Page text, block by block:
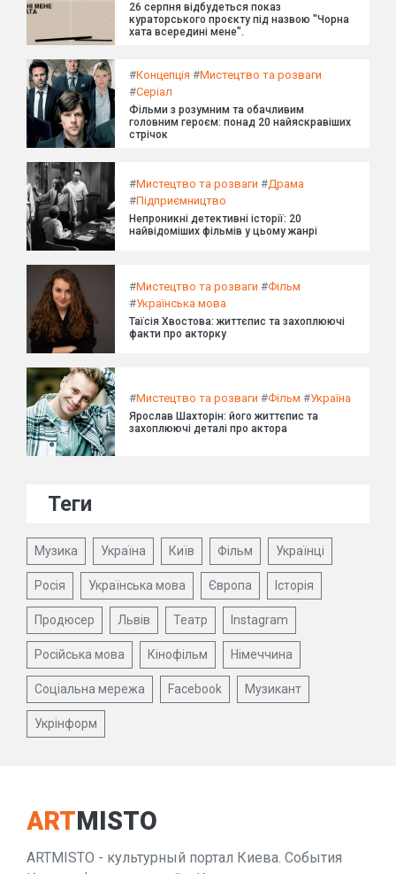
26 серпня відбудеться показ
кураторського проєкту під назвою "Чорна
хата всередині мене".
#Концепція #Мистецтво та розваги
#Серіал
Фільми з розумним та обачливим
головним героєм: понад 20 найяскравіших
стрічок
#Мистецтво та розваги #Драма
#Підприємництво
Непроникні детективні історії: 20
найвідоміших фільмів у цьому жанрі
#Мистецтво та розваги #Фільм
#Українська мова
Таїсія Хвостова: життєпис та захоплюючі
факти про акторку
#Мистецтво та розваги #Фільм #Україна
Ярослав Шахторін: його життєпис та
захоплюючі деталі про актора
Теги
Музика Україна Київ Фільм Українці
Росія Українська мова Європа Історія
Продюсер Львів Театр Instagram
Російська мова Кінофільм Німеччина
Соціальна мережа Facebook Музикант
Укрінформ
ARTMISTO
ARTMISTO - культурный портал Киева. События